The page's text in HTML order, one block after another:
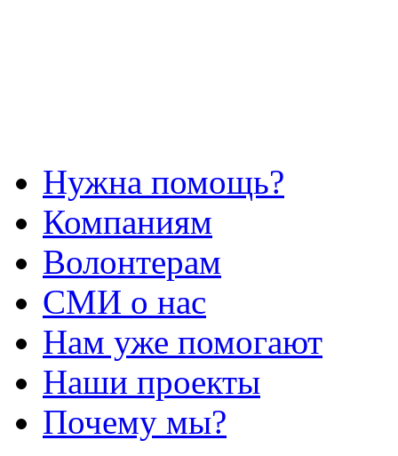
Нужна помощь?
Компаниям
Волонтерам
СМИ о нас
Нам уже помогают
Наши проекты
Почему мы?